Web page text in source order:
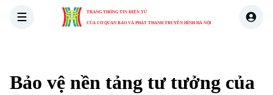
TRANG THÔNG TIN ĐIỆN TỬ
CỦA CƠ QUAN BÁO VÀ PHÁT THANH TRUYỀN HÌNH HÀ NỘI
Bảo vệ nền tảng tư tưởng của